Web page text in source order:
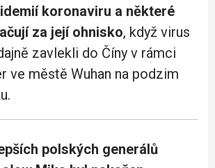
koronaviru a některé
za její ohnisko, když virus
zavlekli do Číny v rámci
ve městě Wuhan na podzim
polských generálů